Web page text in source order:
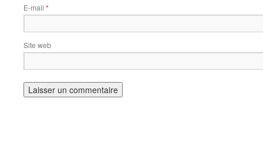
E-mail *
Site web